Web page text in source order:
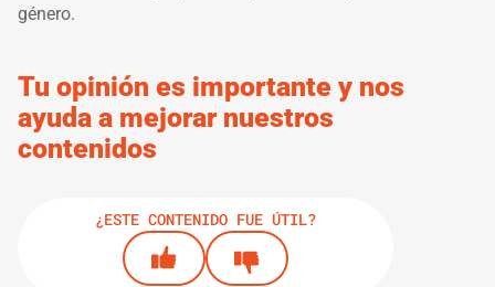
género.
Tu opinión es importante y nos
ayuda a mejorar nuestros
contenidos
¿ESTE CONTENIDO FUE ÚTIL?